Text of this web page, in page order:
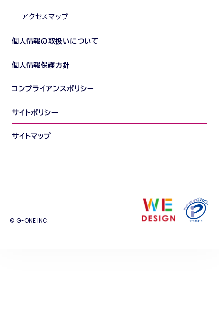
アクセスマップ
個人情報の取扱いについて
個人情報保護方針
コンプライアンスポリシー
サイトポリシー
サイトマップ
© G-ONE INC.